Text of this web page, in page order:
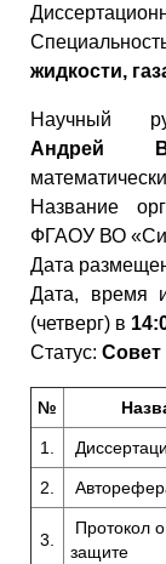
жидкости,
Научный
Андрей
Название
ФГАОУ ВО
Дата
Дата, время
(четверг) в
Статус: Совет
№
1.
2.
3.
Протокол
защите